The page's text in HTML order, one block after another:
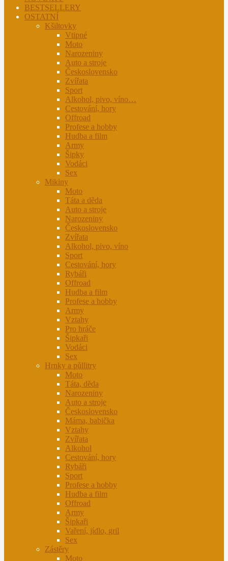
BESTSELLERY
OSTATNÍ
Kšiltovky
Vtipné
Moto
Narozeniny
Auto a stroje
Československo
Zvířata
Sport
Alkohol, pivo, víno…
Cestování, hory
Offroad
Profese a hobby
Hudba a film
Army
Šipky
Vodáci
Sex
Mikiny
Moto
Táta a děda
Auto a stroje
Narozeniny
Československo
Zvířata
Alkohol, pivo, víno
Sport
Cestování, hory
Rybáři
Offroad
Hudba a film
Profese a hobby
Army
Vztahy
Pro hráče
Šipkaři
Vodáci
Sex
Hrnky a půllitry
Moto
Táta, děda
Narozeniny
Auto a stroje
Československo
Máma, babička
Vztahy
Zvířata
Alkohol
Cestování, hory
Rybáři
Sport
Profese a hobby
Hudba a film
Offroad
Army
Šipkaři
Vaření, jídlo, gril
Sex
Zástěry
Moto